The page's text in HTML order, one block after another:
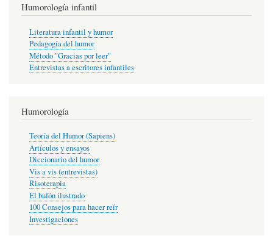
Humorología infantil
Literatura infantil y humor
Pedagogía del humor
Método "Gracias por leer"
Entrevistas a escritores infantiles
Humorología
Teoría del Humor (Sapiens)
Artículos y ensayos
Diccionario del humor
Vis a vis (entrevistas)
Risoterapia
El bufón ilustrado
100 Consejos para hacer reír
Investigaciones